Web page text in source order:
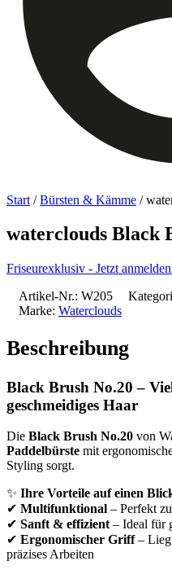
Start /Bürsten & Kämme /
waterclouds Black
Friseurexklusiv - Jetzt
Artikel-Nr.: W205
Marke: Waterclouds
Beschreibung
Black Brush No.20 –
geschmeidiges Haar
Die Black Brush No.20 von
Paddelbürste mit
Styling sorgt.
✨ Ihre Vorteile auf einen
✔ Multifunktional – Perfekt
✔ Sanft & effizient – Ideal für
✔ Ergonomischer Griff–
präzises Arbeiten